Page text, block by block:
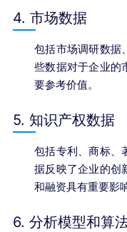
4. 市场数据
包括市场调研数据
些数据对于企业的
要参考价值。
5. 知识产权数据
包括专利、商标、
据反映了企业的创
和融资具有重要影响
6. 分析模型和算